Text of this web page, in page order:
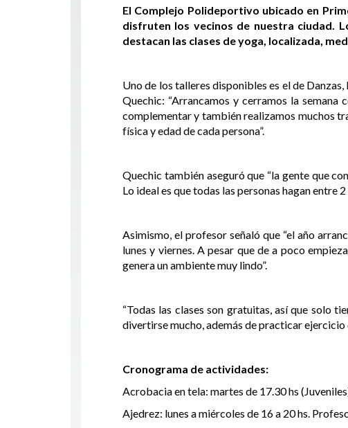
El Complejo Polideportivo ubicado en
disfruten los vecinos de nuestra ciudad.
destacan las clases de yoga, localizada,
Uno de los talleres disponibles es el de
Quechic: “Arrancamos y cerramos la
complementar y también realizamos muchos
física y edad de cada persona”.
Quechic también aseguró que “la gente que
Lo ideal es que todas las personas hagan entre
Asimismo, el profesor señaló que “el año
lunes y viernes. A pesar que de a poco
genera un ambiente muy lindo”.
“Todas las clases son gratuitas, así que solo
divertirse mucho, además de practicar ejercicio
Cronograma de actividades:
Acrobacia en tela: martes de 17.30 hs
Ajedrez: lunes a miércoles de 16 a 20 hs.